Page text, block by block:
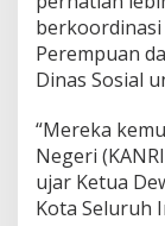
berkoordinasi
Perempuan
Dinas Sosial
“Mereka
Negeri
ujar Ketua
Kota Seluruh